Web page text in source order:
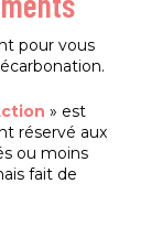
pour vous
» est
réservé aux
ou moins
fait de